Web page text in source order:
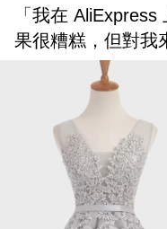
「我在
果很糟糕，但對我